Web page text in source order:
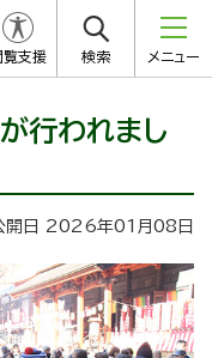
覧支援 検索 メニュー
が行われまし
開日 2026年01月08日